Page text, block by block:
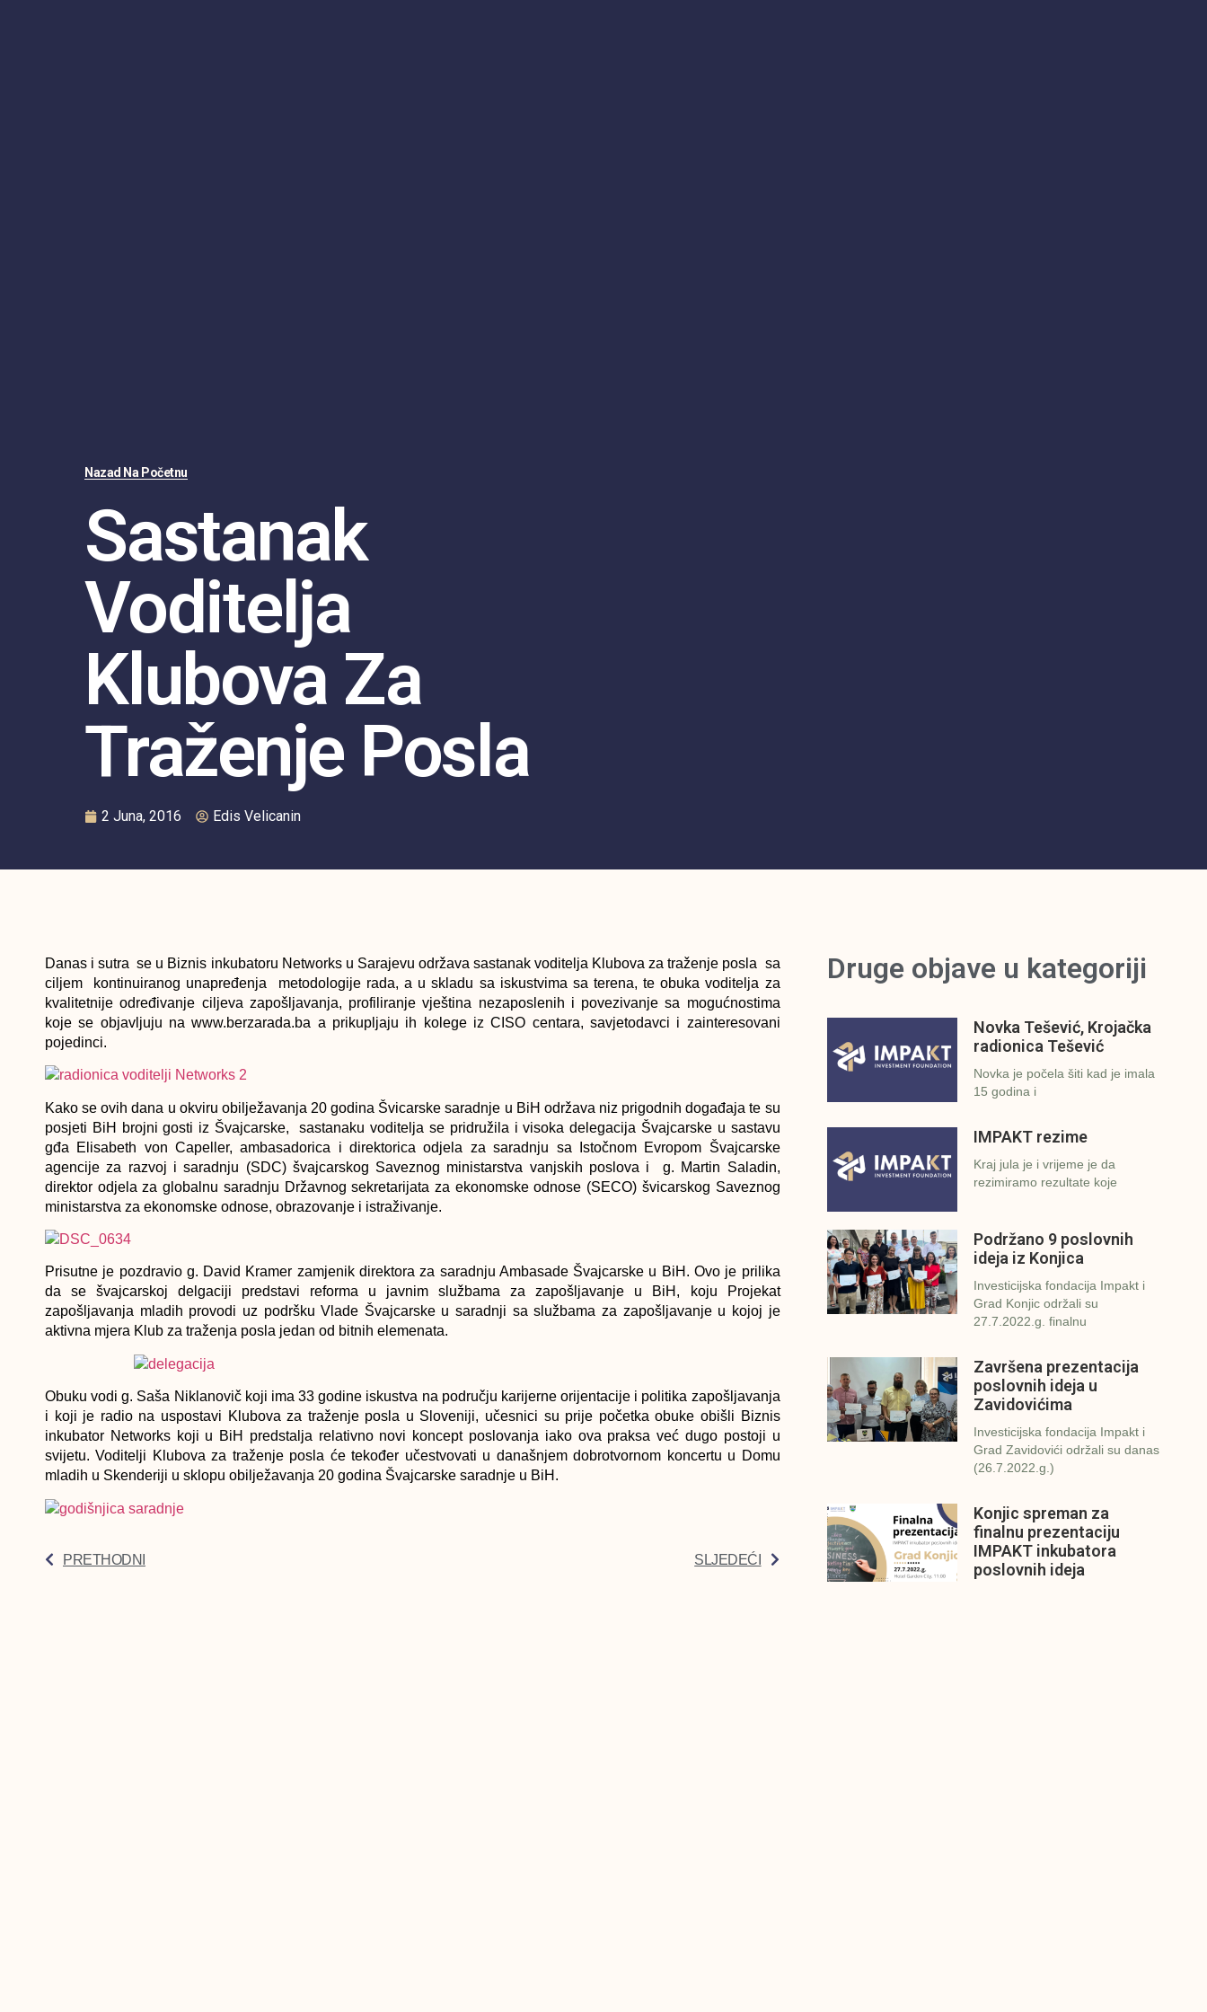
Nazad Na Početnu
Sastanak
Voditelja
Klubova Za
Traženje Posla
2 Juna, 2016 Edis Velicanin
Danas i sutra se u Biznis inkubatoru Networks u Sarajevu održava sastanak voditelja Klubova za traženje posla sa
ciljem kontinuiranog unapređenja metodologije rada, a u skladu sa iskustvima sa terena, te obuka voditelja za
kvalitetnije određivanje ciljeva zapošljavanja, profiliranje vještina nezaposlenih i povezivanje sa mogućnostima
koje se objavljuju na www.berzarada.ba a prikupljaju ih kolege iz CISO centara, savjetodavci i zainteresovani
pojedinci.
Kako se ovih dana u okviru obilježavanja 20 godina Švicarske saradnje u BiH održava niz prigodnih događaja te su
posjeti BiH brojni gosti iz Švajcarske, sastanaku voditelja se pridružila i visoka delegacija Švajcarske u sastavu
gđa Elisabeth von Capeller, ambasadorica i direktorica odjela za saradnju sa Istočnom Evropom Švajcarske
agencije za razvoj i saradnju (SDC) švajcarskog Saveznog ministarstva vanjskih poslova i g. Martin Saladin,
direktor odjela za globalnu saradnju Državnog sekretarijata za ekonomske odnose (SECO) švicarskog Saveznog
ministarstva za ekonomske odnose, obrazovanje i istraživanje.
Prisutne je pozdravio g. David Kramer zamjenik direktora za saradnju Ambasade Švajcarske u BiH. Ovo je prilika
da se švajcarskoj delgaciji predstavi reforma u javnim službama za zapošljavanje u BiH, koju Projekat
zapošljavanja mladih provodi uz podršku Vlade Švajcarske u saradnji sa službama za zapošljavanje u kojoj je
aktivna mjera Klub za traženja posla jedan od bitnih elemenata.
Obuku vodi g. Saša Niklanovič koji ima 33 godine iskustva na području karijerne orijentacije i politika zapošljavanja
i koji je radio na uspostavi Klubova za traženje posla u Sloveniji, učesnici su prije početka obuke obišli Biznis
inkubator Networks koji u BiH predstalja relativno novi koncept poslovanja iako ova praksa već dugo postoji u
svijetu. Voditelji Klubova za traženje posla će tekođer učestvovati u današnjem dobrotvornom koncertu u Domu
mladih u Skenderiji u sklopu obilježavanja 20 godina Švajcarske saradnje u BiH.
PRETHODNI SLJEDEĆI
Druge objave u kategoriji
Novka Tešević, Krojačka
radionica Tešević
Novka je počela šiti kad je imala
15 godina i
IMPAKT rezime
Kraj jula je i vrijeme je da
rezimiramo rezultate koje
Podržano 9 poslovnih
ideja iz Konjica
Investicijska fondacija Impakt i
Grad Konjic održali su
27.7.2022.g. finalnu
Završena prezentacija
poslovnih ideja u
Zavidovićima
Investicijska fondacija Impakt i
Grad Zavidovići održali su danas
(26.7.2022.g.)
Konjic spreman za
finalnu prezentaciju
IMPAKT inkubatora
poslovnih ideja